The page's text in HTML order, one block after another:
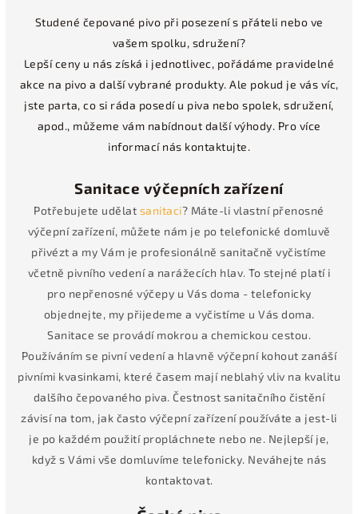
Studené čepované pivo při posezení s přáteli nebo ve
vašem spolku, sdružení?
Lepší ceny u nás získá i jednotlivec, pořádáme pravidelné
akce na pivo a další vybrané produkty. Ale pokud je vás víc,
jste parta, co si ráda posedí u piva nebo spolek, sdružení,
apod., můžeme vám nabídnout další výhody. Pro více
informací nás kontaktujte.
Sanitace výčepních zařízení
Potřebujete udělat sanitaci? Máte-li vlastní přenosné
výčepní zařízení, můžete nám je po telefonické domluvě
přivézt a my Vám je profesionálně sanitačně vyčistíme
včetně pivního vedení a narážecích hlav. To stejné platí i
pro nepřenosné výčepy u Vás doma - telefonicky
objednejte, my přijedeme a vyčistíme u Vás doma.
Sanitace se provádí mokrou a chemickou cestou.
Používáním se pivní vedení a hlavně výčepní kohout zanáší
pivními kvasinkami, které časem mají neblahý vliv na kvalitu
dalšího čepovaného piva. Čestnost sanitačního čistění
závisí na tom, jak často výčepní zařízení používáte a jest-li
je po každém použití propláchnete nebo ne. Nejlepší je,
když s Vámi vše domluvíme telefonicky. Neváhejte nás
kontaktovat.